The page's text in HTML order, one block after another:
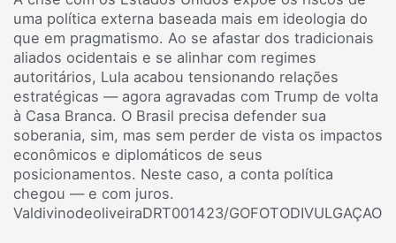
uma política externa baseada mais em ideologia do
que em pragmatismo. Ao se afastar dos tradicionais
aliados ocidentais e se alinhar com regimes
autoritários, Lula acabou tensionando relações
estratégicas — agora agravadas com Trump de volta
à Casa Branca. O Brasil precisa defender sua
soberania, sim, mas sem perder de vista os impactos
econômicos e diplomáticos de seus
posicionamentos. Neste caso, a conta política
chegou — e com juros.
ValdivinodeoliveiraDRT001423/GOFOTODIVULGAÇAO